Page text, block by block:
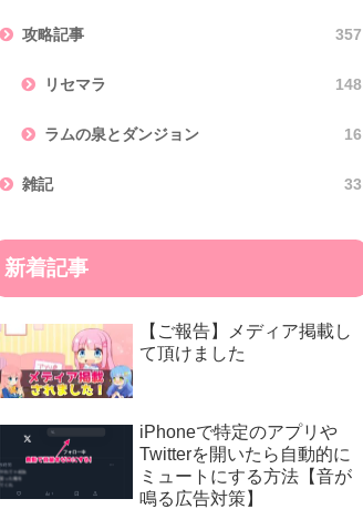
攻略記事 357
リセマラ 148
ラムの泉とダンジョン 16
雑記 33
新着記事
【ご報告】メディア掲載し
て頂けました
iPhoneで特定のアプリや
Twitterを開いたら自動的に
ミュートにする方法【音が
鳴る広告対策】